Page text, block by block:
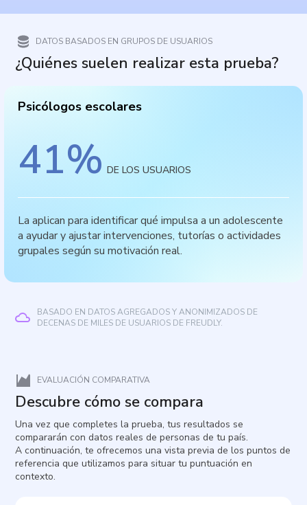
DATOS BASADOS EN GRUPOS DE USUARIOS
¿Quiénes suelen realizar esta prueba?
Psicólogos escolares
41% DE LOS USUARIOS
La aplican para identificar qué impulsa a un adolescente
a ayudar y ajustar intervenciones, tutorías o actividades
grupales según su motivación real.
BASADO EN DATOS AGREGADOS Y ANONIMIZADOS DE
DECENAS DE MILES DE USUARIOS DE FREUDLY.
EVALUACIÓN COMPARATIVA
Descubre cómo se compara
Una vez que completes la prueba, tus resultados se
compararán con datos reales de personas de tu país.
A continuación, te ofrecemos una vista previa de los puntos de
referencia que utilizamos para situar tu puntuación en
contexto.